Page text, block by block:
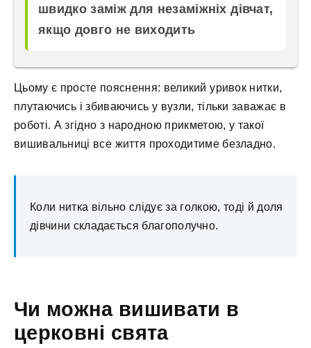
швидко заміж для незаміжніх дівчат,
якщо довго не виходить
Цьому є просте пояснення: великий уривок нитки,
плутаючись і збиваючись у вузли, тільки заважає в
роботі. А згідно з народною прикметою, у такої
вишивальниці все життя проходитиме безладно.
Коли нитка вільно слідує за голкою, тоді й доля
дівчини складається благополучно.
Чи можна вишивати в
церковні свята